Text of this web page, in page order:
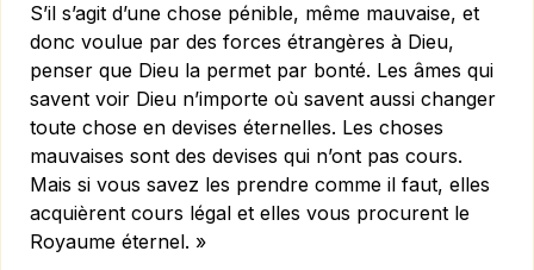
S’il s’agit d’une chose pénible, même mauvaise, et
donc voulue par des forces étrangères à Dieu,
penser que Dieu la permet par bonté. Les âmes qui
savent voir Dieu n’importe où savent aussi changer
toute chose en devises éternelles. Les choses
mauvaises sont des devises qui n’ont pas cours.
Mais si vous savez les prendre comme il faut, elles
acquièrent cours légal et elles vous procurent le
Royaume éternel. »